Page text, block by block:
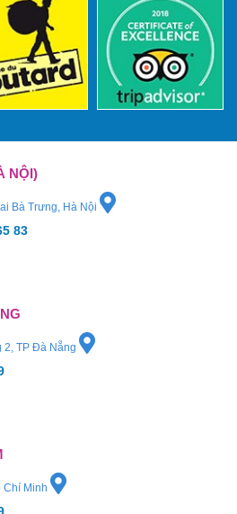
NỘI)
Bà Trưng, Hà Nội
83
TP Đà Nẵng
Chí Minh